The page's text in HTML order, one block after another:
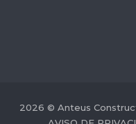
2026 © Anteus